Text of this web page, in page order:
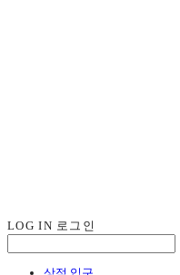
LOG IN 로그인